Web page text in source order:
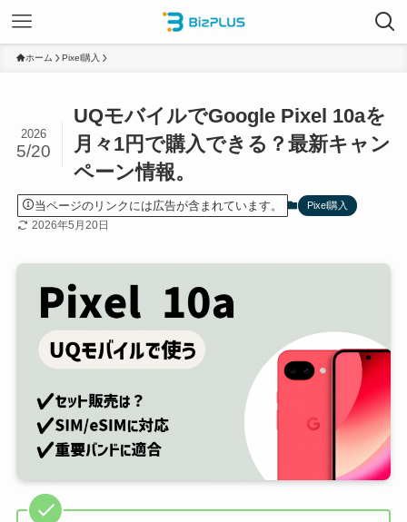
ホーム Pixel購入
UQモバイルでGoogle Pixel 10aを
月々1円で購入できる？最新キャン
ペーン情報。
2026
5/20
当ページのリンクには広告が含まれています。 Pixel購入
2026年5月20日